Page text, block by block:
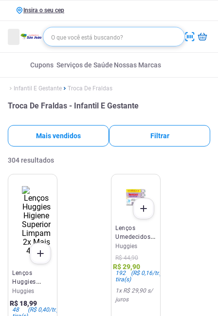
Insira o seu cep
Cupons Serviços de Saúde Nossas Marcas
Infantil E Gestante Troca De Fraldas
Troca De Fraldas - Infantil E Gestante
Mais vendidos Filtrar
304 resultados
Lenços
Huggies
Higiene
Superior
Limpam 2x
Huggies
R$ 18,99
48
(R$ 0,40/tr.)
Lenços
Umedecidos
Huggies
Rosto e Corpo
Limpeza 4 x
48 Un
Huggies
R$ 44,90
R$29,90
192
tira(s)
(R$ 0,16/tr.)
1x R$ 29,90s/
juros